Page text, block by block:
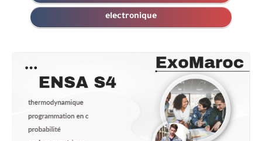
electronique